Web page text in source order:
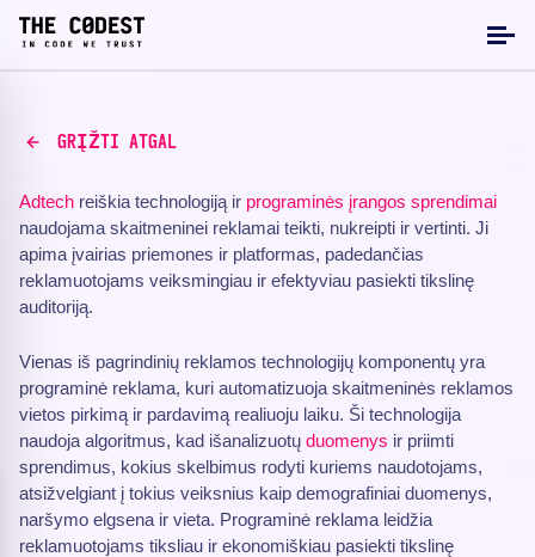
GRĮŽTI ATGAL
Adtech reiškia technologiją ir programinės įrangos sprendimai
naudojama skaitmeninei reklamai teikti, nukreipti ir vertinti. Ji
apima įvairias priemones ir platformas, padedančias
reklamuotojams veiksmingiau ir efektyviau pasiekti tikslinę
auditoriją.
Vienas iš pagrindinių reklamos technologijų komponentų yra
programinė reklama, kuri automatizuoja skaitmeninės reklamos
vietos pirkimą ir pardavimą realiuoju laiku. Ši technologija
naudoja algoritmus, kad išanalizuotų duomenys ir priimti
sprendimus, kokius skelbimus rodyti kuriems naudotojams,
atsižvelgiant į tokius veiksnius kaip demografiniai duomenys,
naršymo elgsena ir vieta. Programinė reklama leidžia
reklamuotojams tiksliau ir ekonomiškiau pasiekti tikslinę